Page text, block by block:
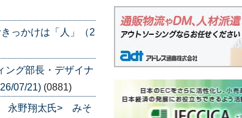
っかけは「人」（2
ング部長・デザイナ
07/21) (0881)
永野翔太氏> みそ